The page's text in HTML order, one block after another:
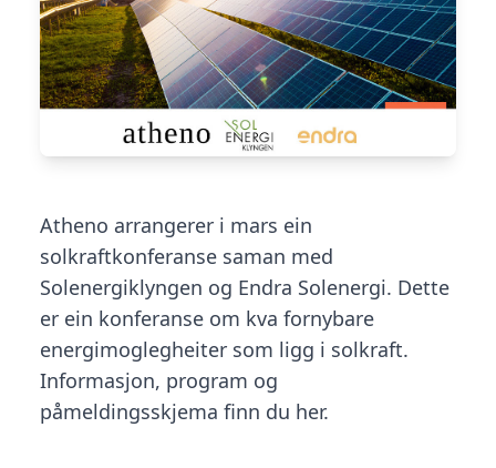
Atheno arrangerer i mars ein
solkraftkonferanse saman med
Solenergiklyngen og Endra Solenergi. Dette
er ein konferanse om kva fornybare
energimoglegheiter som ligg i solkraft.
Informasjon, program og
påmeldingsskjema finn du her.